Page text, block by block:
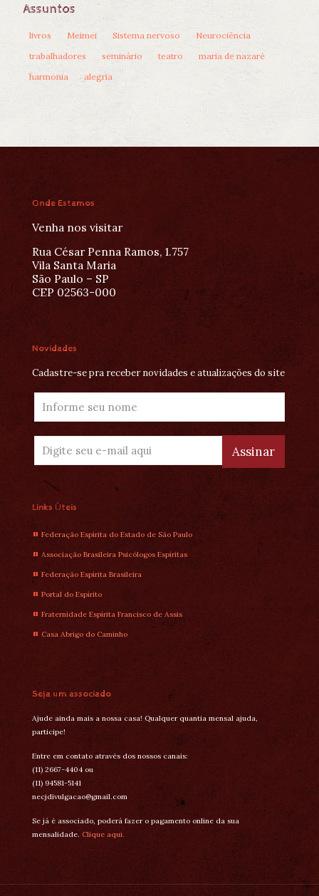
Assuntos
livros Meimei Sistema nervoso
Neurociência
trabalhadores
seminário teatro
maria de nazaré
harmonia
alegria
Onde Estamos
Venha nos visitar
Rua César Penna Ramos, 1.757
Vila Santa Maria
São Paulo – SP
CEP 02563-000
Novidades
Cadastre-se pra receber novidades e atualizações do site
Links Úteis
Federação Espírita do Estado de São Paulo
Associação Brasileira Psicólogos Espíritas
Federação Espírita Brasileira
Portal do Espírito
Fraternidade Espírita Francisco de Assis
Casa Abrigo do Caminho
Seja um associado
Ajude ainda mais a nossa casa! Qualquer quantia mensal ajuda,
participe!
Entre em contato através dos nossos canais:
(11) 2667-4404 ou
(11) 94581-5141
necjdivulgacao@gmail.com
Se já é associado, poderá fazer o pagamento online da sua
mensalidade. Clique aqui.